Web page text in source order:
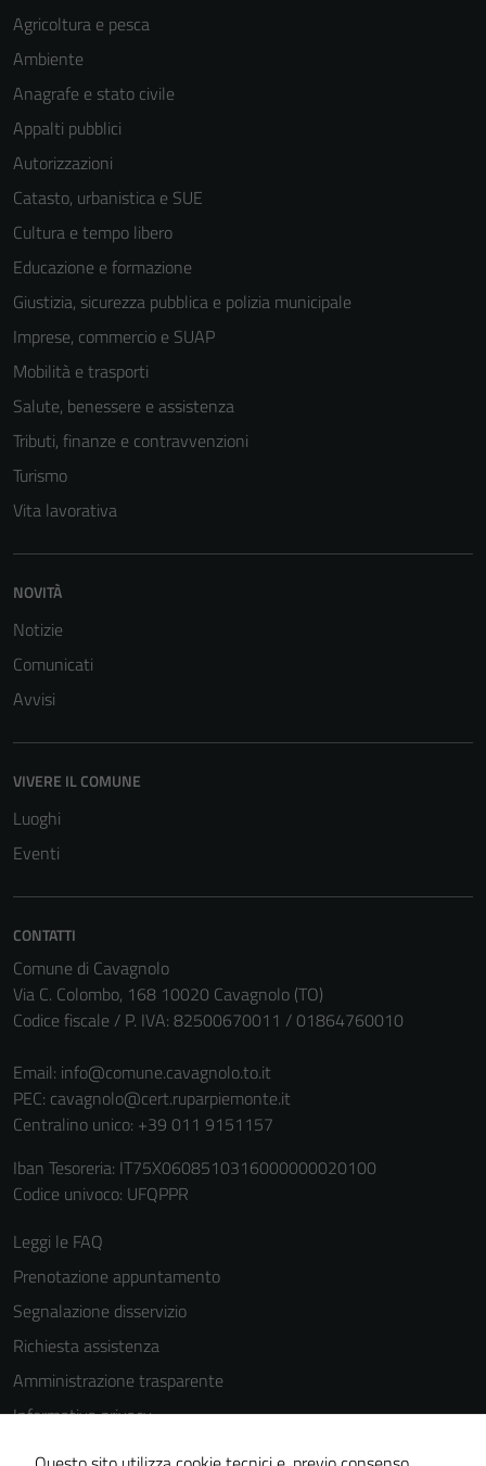
Agricoltura e pesca
Ambiente
Anagrafe e stato civile
Appalti pubblici
Autorizzazioni
Catasto, urbanistica e SUE
Cultura e tempo libero
Educazione e formazione
Giustizia, sicurezza pubblica e polizia municipale
Imprese, commercio e SUAP
Mobilità e trasporti
Salute, benessere e assistenza
Tributi, finanze e contravvenzioni
Turismo
Vita lavorativa
NOVITÀ
Notizie
Comunicati
Avvisi
VIVERE IL COMUNE
Luoghi
Eventi
CONTATTI
Comune di Cavagnolo
Via C. Colombo, 168 10020 Cavagnolo (TO)
Codice fiscale / P. IVA: 82500670011 / 01864760010
Email: info@comune.cavagnolo.to.it
PEC: cavagnolo@cert.ruparpiemonte.it
Centralino unico: +39 011 9151157
Iban Tesoreria: IT75X0608510316000000020100
Codice univoco: UFQPPR
Leggi le FAQ
Prenotazione appuntamento
Segnalazione disservizio
Richiesta assistenza
Amministrazione trasparente
Informativa privacy
Cookie Policy
Tecnici
Questi cookie
informazioni